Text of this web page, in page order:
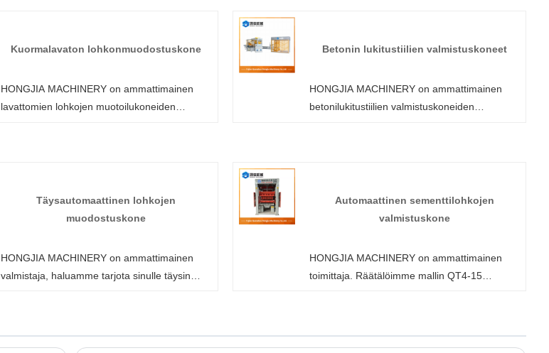
Kuormalavaton lohkonmuodostuskone
HONGJIA MACHINERY on ammattimainen
lavattomien lohkojen muotoilukoneiden
oikea-aikaisen toimituksen.
Betonin lukitustiilien valmistuskoneet
HONGJIA MACHINERY on ammattimainen
betonilukitustiilien valmistuskoneiden
sinulle tehdasalennushinnat tuotteillemme.
HONGJIA MACHINERY on
Täysautomaattinen lohkojen
muodostuskone
HONGJIA MACHINERY on ammattimainen
valmistaja, haluamme tarjota sinulle täysin
oikea-aikaisen toimituksen.
Automaattinen sementtilohkojen
valmistuskone
HONGJIA MACHINERY on ammattimainen
toimittaja. Räätälöimme mallin QT4-15
muotoja ja teknisiä lohkoja. Tervetuloa